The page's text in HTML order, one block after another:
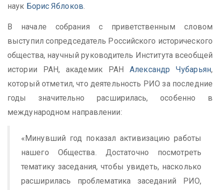
наук Борис Яблоков
В начале собрания с приветственным словом
выступил сопредседатель Российского исторического
общества, научный руководитель Института всеобщей
истории РАН, академик РАНАлександр Чубарьян,
который отметил, что деятельность РИО за последние
годы значительно расширилась, особенно в
международном направлении:
«Минувший год показал активизацию работы
нашего Общества. Достаточно посмотреть
тематику заседания, чтобы увидеть, насколько
расширилась проблематика заседаний РИО,